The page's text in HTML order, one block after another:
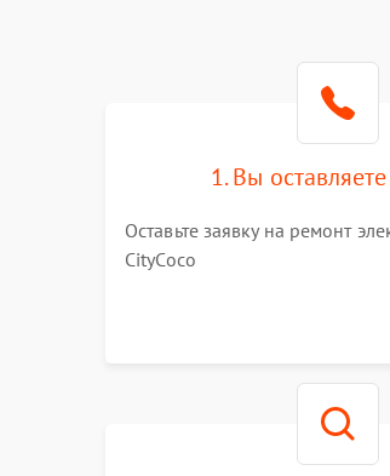
1. Вы
Оставьте заявку на ремонт
CityCoco